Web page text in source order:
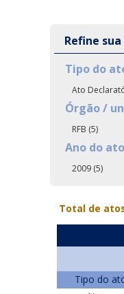
Refine
Tipo do
Ato
Órgão /
RFB (5)
Ano do ato
2009 (5)
Total de
Tipo do